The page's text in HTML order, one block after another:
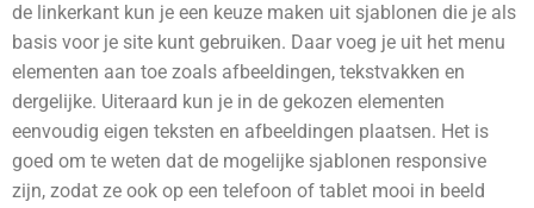
de linkerkant kun je een keuze maken uit sjablonen die je als
basis voor je site kunt gebruiken. Daar voeg je uit het menu
elementen aan toe zoals afbeeldingen, tekstvakken en
dergelijke. Uiteraard kun je in de gekozen elementen
eenvoudig eigen teksten en afbeeldingen plaatsen. Het is
goed om te weten dat de mogelijke sjablonen responsive
zijn, zodat ze ook op een telefoon of tablet mooi in beeld